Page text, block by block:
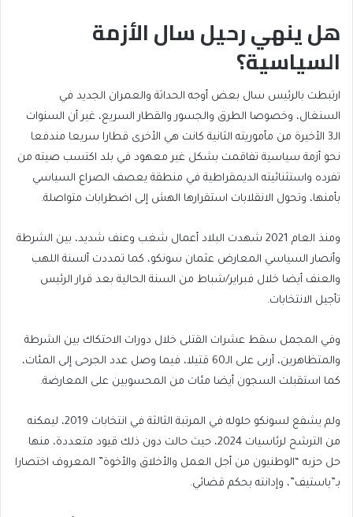
هل ينهي رحيل سال الأزمة
السياسية؟
ارتبطت بالرئيس سال بعض أوجه الحداثة والعمران الجديد في
السنغال، وخصوصا الطرق والجسور والقطار السريع، غير أن السنوات
الـ3 الأخيرة من مأموريته الثانية كانت هي الأخرى قطارا سريعا مندفعا
نحو أزمة سياسية تفاقمت بشكل غير معهود في بلد اكتسب صيته من
تفرده واستثنائيته الديمقراطية في منطقة يعصف الصراع السياسي
بأمنها، وتحول الانقلابات استقرارها الهش إلى اضطرابات متواصلة.
ومنذ العام 2021 شهدت البلاد أعمال شغب وعنف شديد، بين الشرطة
وأنصار السياسي المعارض عثمان سونكو، كما تمددت ألسنة اللهب
والعنف أيضا خلال فبراير/شباط من السنة الحالية بعد قرار الرئيس
تأجيل الانتخابات.
وفي المجمل سقط عشرات القتلى خلال دورات الاحتكاك بين الشرطة
والمتظاهرين، أربى على الـ60 قتيلا، فيما وصل عدد الجرحى إلى المئات،
كما استقبلت السجون أيضا مئات من المحسوبين على المعارضة.
ولم يشفع لسونكو حلوله في المرتبة الثالثة في انتخابات 2019، ليمكنه
من الترشح لرئاسيات 2024، حيث حالت دون ذلك قيود متعددة، منها
حل حزبه “الوطنيون من أجل العمل والأخلاق والأخوة” المعروف اختصارا
بـ”باستيف”، وإدانته بحكم قضائي.